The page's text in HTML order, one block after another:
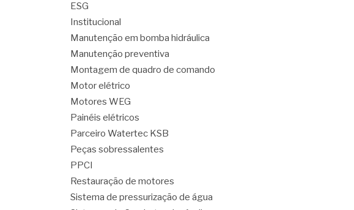
ESG
Institucional
Manutenção em bomba hidráulica
Manutenção preventiva
Montagem de quadro de comando
Motor elétrico
Motores WEG
Painéis elétricos
Parceiro Watertec KSB
Peças sobressalentes
PPCI
Restauração de motores
Sistema de pressurização de água